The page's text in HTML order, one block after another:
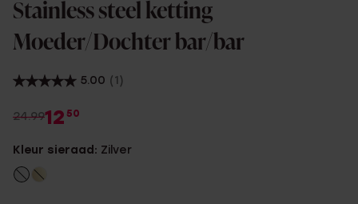
Stainless steel ketting
Moeder/Dochter bar/bar
5.00 (1)
24.9912 50
Kleur sieraad: Zilver